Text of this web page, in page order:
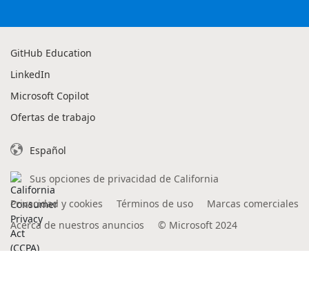
GitHub Education
LinkedIn
Microsoft Copilot
Ofertas de trabajo
Español
Sus opciones de privacidad de California
Privacidad y cookies
Términos de uso
Marcas comerciales
Acerca de nuestros anuncios
© Microsoft 2024